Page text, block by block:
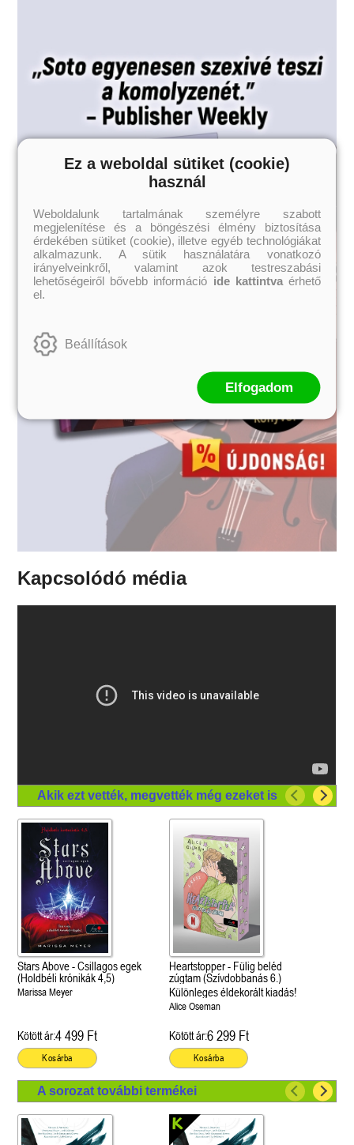
Kapcsolódó média
Akik ezt vették, megvették még ezeket is
Stars Above - Csillagos egek
(Holdbéli krónikák 4,5)
Marissa Meyer
Kötött ár:4 499 Ft
Kosárba
Heartstopper - Fülig beléd
zúgtam (Szívdobbanás 6.)
Különleges éldekorált kiadás!
Alice Oseman
Kötött ár:6 299 Ft
Kosárba
A sorozat további termékei
Ez a weboldal sütiket (cookie)
használ
Weboldalunk tartalmának személyre szabott
megjelenítése és a böngészési élmény biztosítása
érdekében sütiket (cookie), illetve egyéb technológiákat
alkalmazunk. A sütik használatára vonatkozó
irányelveinkről, valamint azok testreszabási
lehetőségeiről bővebb információ ide kattintvaérhető
el.
Beállítások
Elfogadom